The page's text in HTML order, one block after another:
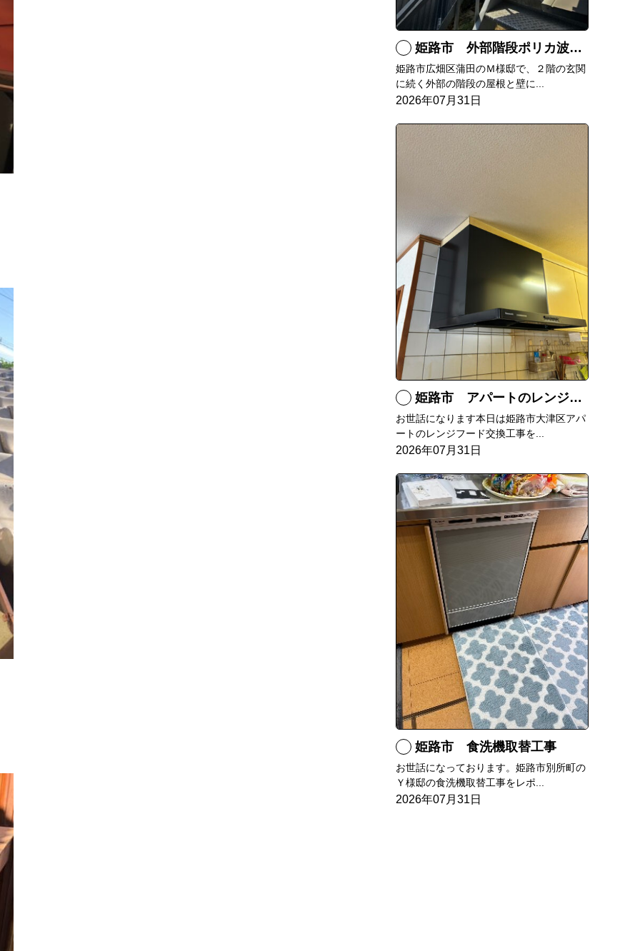
姫路市 外部階段ポリカ波板張替工事
姫路市広畑区蒲田のＭ様邸で、２階の玄関
に続く外部の階段の屋根と壁に...
2026年07月31日
姫路市 アパートのレンジフード交換
お世話になります本日は姫路市大津区アパ
ートのレンジフード交換工事を...
2026年07月31日
姫路市 食洗機取替工事
お世話になっております。姫路市別所町の
Ｙ様邸の食洗機取替工事をレポ...
2026年07月31日